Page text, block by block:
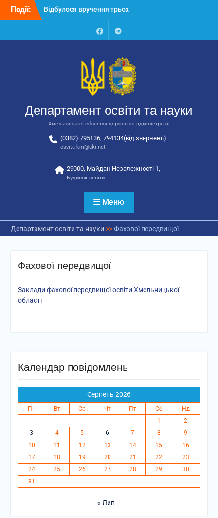
Перейти
Події:
Відбулося вручення трьох
автобусів для потреб
Відбулося засідання
освіти та науки обласної
державної адміністрації
Відбулась обласна
національно-патріотичне
виховання
FacebookTalegram
Департамент освіти та науки
Хмельницької обласної державної адміністрації
(0382) 795136, 794134(від.звернень)
osvita-km@ukr.net
29000, Майдан Незалежності 1,
Будинок освіти
Меню
Департамент освіти та науки >>Фахової передвищої
Фахової передвищої
Заклади фахової передвищої освіти Хмельницької
області
Календар повідомлень
Серпень 2026
Пн Вт Ср Чт Пт Сб
Нд
1
2
3
4 5 6 7 8
9
10
11 12 13 14 15
16
17
18 19 20 21 22
23
24
25 26 27 28 29
30
31
« Лип